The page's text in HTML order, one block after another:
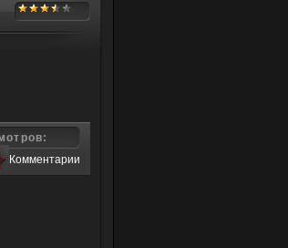
Комментарии